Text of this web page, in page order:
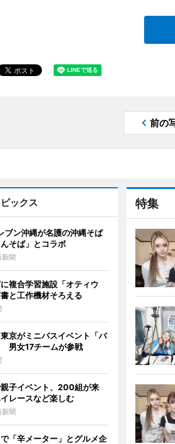
前の
特集
ックス
ブン沖縄が名護の沖縄そば
そば」とコラボ
聞
複合学習施設「オティウ
と工作機材そろえる
京がミニバスイベント「バ
男女17チームが参戦
子イベント、200組が来
レースなど楽しむ
聞
「辛メーター」とグルメ企